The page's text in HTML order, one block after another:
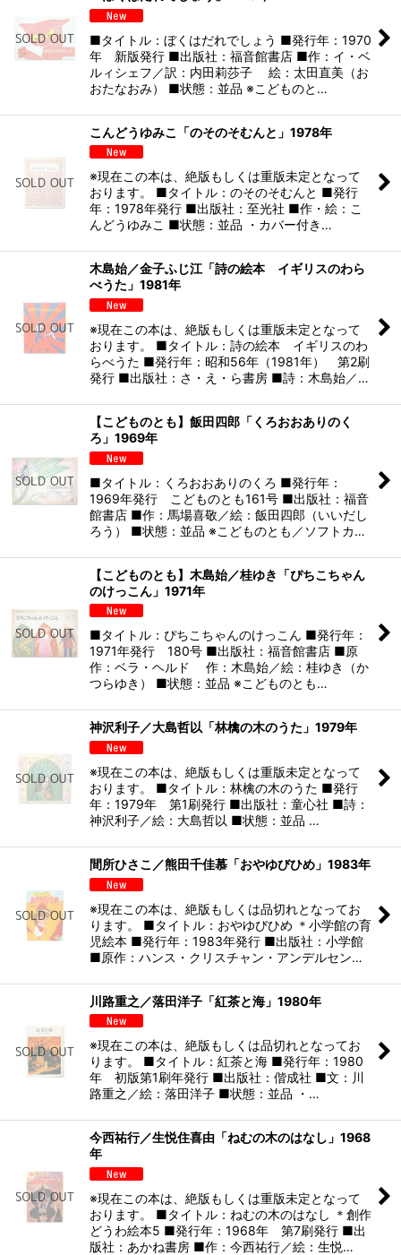
■タイトル：ぼくはだれでしょう ■発行年：1970
年 新版発行 ■出版社：福音館書店 ■作：イ・ベ
ルィシェフ／訳：内田莉莎子 絵：太田直美（お
おたなおみ） ■状態：並品 ※こどものと…
こんどうゆみこ「のそのそむんと」1978年
※現在この本は、絶版もしくは重版未定となって
おります。 ■タイトル：のそのそむんと ■発行
年：1978年発行 ■出版社：至光社 ■作・絵：こ
んどうゆみこ ■状態：並品 ・カバー付き…
木島始／金子ふじ江「詩の絵本 イギリスのわら
べうた」1981年
※現在この本は、絶版もしくは重版未定となって
おります。 ■タイトル：詩の絵本 イギリスのわ
らべうた ■発行年：昭和56年（1981年） 第2刷
発行 ■出版社：さ・え・ら書房 ■詩：木島始／…
【こどものとも】飯田四郎「くろおおありのく
ろ」1969年
■タイトル：くろおおありのくろ ■発行年：
1969年発行 こどものとも161号 ■出版社：福音
館書店 ■作：馬場喜敬／絵：飯田四郎（いいだし
ろう） ■状態：並品 ※こどものとも／ソフトカ…
【こどものとも】木島始／桂ゆき「ぴちこちゃん
のけっこん」1971年
■タイトル：ぴちこちゃんのけっこん ■発行年：
1971年発行 180号 ■出版社：福音館書店 ■原
作：ベラ・ヘルド 作：木島始／絵：桂ゆき（か
つらゆき） ■状態：並品 ※こどものとも…
神沢利子／大島哲以「林檎の木のうた」1979年
※現在この本は、絶版もしくは重版未定となって
おります。 ■タイトル：林檎の木のうた ■発行
年：1979年 第1刷発行 ■出版社：童心社 ■詩：
神沢利子／絵：大島哲以 ■状態：並品 …
間所ひさこ／熊田千佳慕「おやゆびひめ」1983年
※現在この本は、絶版もしくは品切れとなってお
ります。 ■タイトル：おやゆびひめ ＊小学館の育
児絵本 ■発行年：1983年発行 ■出版社：小学館
■原作：ハンス・クリスチャン・アンデルセン…
川路重之／落田洋子「紅茶と海」1980年
※現在この本は、絶版もしくは品切れとなってお
ります。 ■タイトル：紅茶と海 ■発行年：1980
年 初版第1刷年発行 ■出版社：偕成社 ■文：川
路重之／絵：落田洋子 ■状態：並品 ・…
今西祐行／生悦住喜由「ねむの木のはなし」1968
年
※現在この本は、絶版もしくは重版未定となって
おります。 ■タイトル：ねむの木のはなし ＊創作
どうわ絵本5 ■発行年：1968年 第7刷発行 ■出
版社：あかね書房 ■作：今西祐行／絵：生悦…